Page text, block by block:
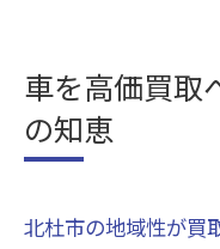
車を高価買取
の知恵
北杜市の地域性が買